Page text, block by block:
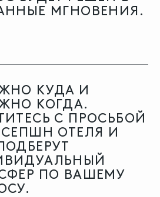
МГНОВЕНИЯ.
КУДА И
КОГДА.
С ПРОСЬБОЙ
ОТЕЛЯ И
ПО ВАШЕМУ